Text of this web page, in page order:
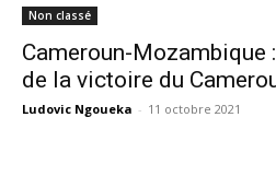
Non classé
Cameroun-Mozambique
de la victoire du
Ludovic Ngoueka - 11 octobre 2021